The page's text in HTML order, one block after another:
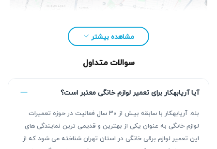
مزیت‌ آریابهکار برای تعمیر زودپز در ستارخان
مشاهده بیشتر
سوالات متداول
آیا آریابهکار برای تعمیر لوازم خانگی معتبر است؟
بله. آریابهکار با سابقه بیش از ۳۰ سال فعالیت در حوزه تعمیرات
لوازم خانگی به عنوان یکی از بهترین و قدیمی ترین نمایندگی های
این تعمیر لوازم برقی خانگی در استان تهران شناخته می شود که از